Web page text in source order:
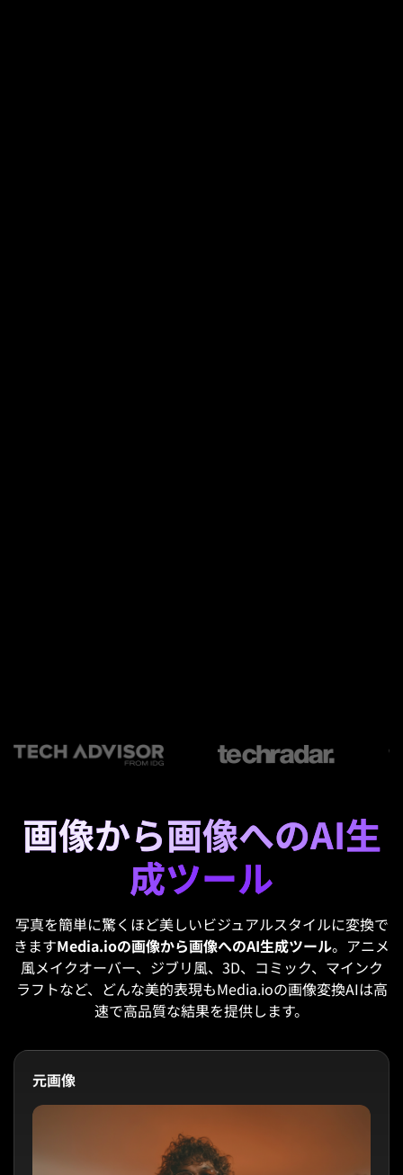
画像から画像へのAI生
成ツール
写真を簡単に驚くほど美しいビジュアルスタイルに変換で
きますMedia.ioの画像から画像へのAI生成ツール。アニメ
風メイクオーバー、ジブリ風、3D、コミック、マインク
ラフトなど、どんな美的表現もMedia.ioの画像変換AIは高
速で高品質な結果を提供します。
元画像